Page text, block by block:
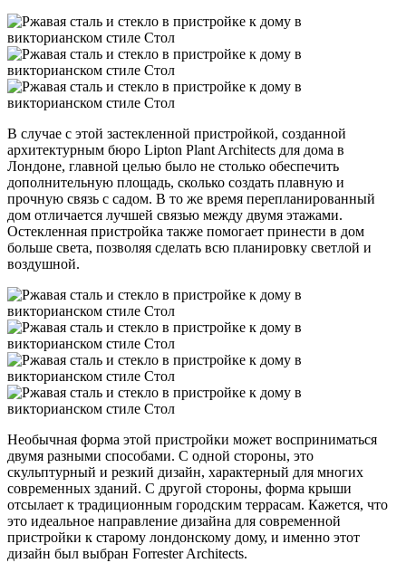
В случае с этой застекленной пристройкой, созданной
архитектурным бюро Lipton Plant Architects для дома в
Лондоне, главной целью было не столько обеспечить
дополнительную площадь, сколько создать плавную и
прочную связь с садом. В то же время перепланированный
дом отличается лучшей связью между двумя этажами.
Остекленная пристройка также помогает принести в дом
больше света, позволяя сделать всю планировку светлой и
воздушной.
Необычная форма этой пристройки может восприниматься
двумя разными способами. С одной стороны, это
скульптурный и резкий дизайн, характерный для многих
современных зданий. С другой стороны, форма крыши
отсылает к традиционным городским террасам. Кажется, что
это идеальное направление дизайна для современной
пристройки к старому лондонскому дому, и именно этот
дизайн был выбран Forrester Architects.